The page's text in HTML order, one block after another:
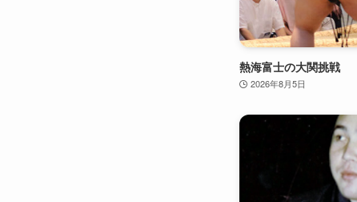
熱海富士の大関挑戦
2026年8月5日